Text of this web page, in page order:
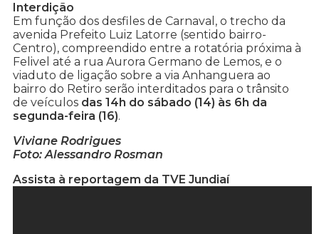
Interdição
Em função dos desfiles de Carnaval, o trecho da
avenida Prefeito Luiz Latorre (sentido bairro-
Centro), compreendido entre a rotatória próxima à
Felivel até a rua Aurora Germano de Lemos, e o
viaduto de ligação sobre a via Anhanguera ao
bairro do Retiro serão interditados para o trânsito
de veículos das 14h do sábado (14) às 6h da
segunda-feira (16).
Viviane Rodrigues
Foto: Alessandro Rosman
Assista à reportagem da TVE Jundiaí